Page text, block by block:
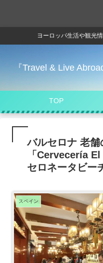
ヨーロッパ生活や観光
『Travel & Live
TOP
バルセロナ 老
「Cervecería
セロネータビー
スペイン